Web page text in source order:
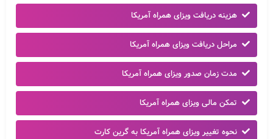
هزینه دریافت ویزای همراه آمریکا
مراحل دریافت ویزای همراه آمریکا
مدت زمان صدور ویزای همراه آمریکا
تمکن مالی ویزای همراه آمریکا
نحوه تغییر ویزای همراه آمریکا به گرین کارت